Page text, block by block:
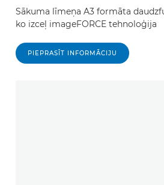
Sākuma līmeņa A3 formāta
ko izceļ imageFORCE tehnoloģija
PIEPRASĪT INFORMĀCIJU